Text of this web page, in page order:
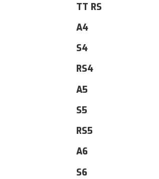
TT RS
A4
S4
RS4
A5
S5
RS5
A6
S6